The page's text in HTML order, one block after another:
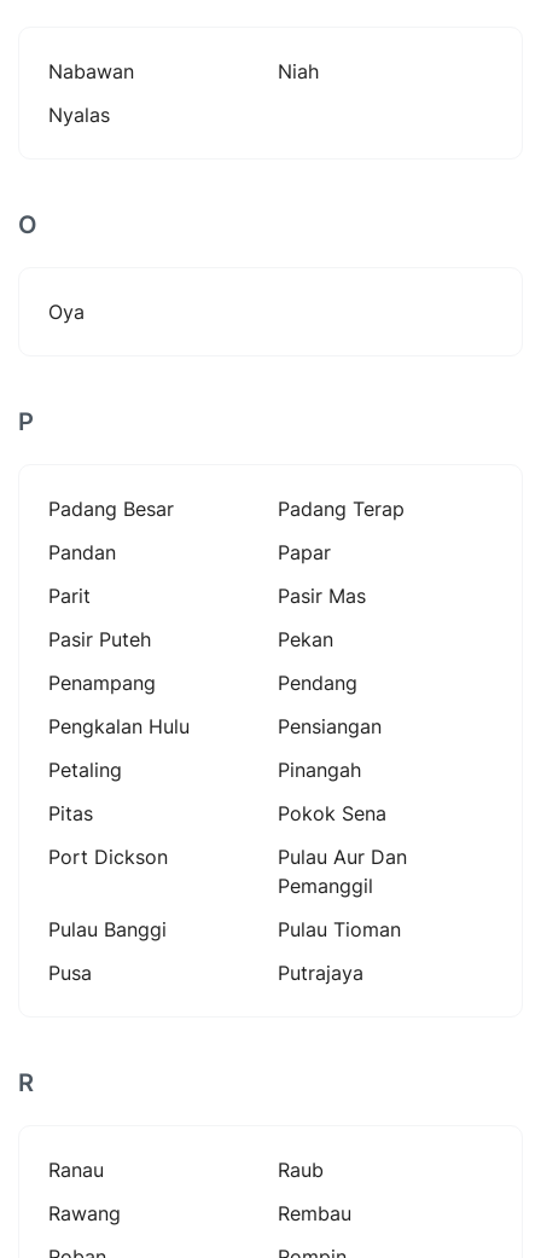
Nabawan
Niah
Nyalas
O
Oya
P
Padang Besar
Padang Terap
Pandan
Papar
Parit
Pasir Mas
Pasir Puteh
Pekan
Penampang
Pendang
Pengkalan Hulu
Pensiangan
Petaling
Pinangah
Pitas
Pokok Sena
Port Dickson
Pulau Aur Dan
Pemanggil
Pulau Banggi
Pulau Tioman
Pusa
Putrajaya
R
Ranau
Raub
Rawang
Rembau